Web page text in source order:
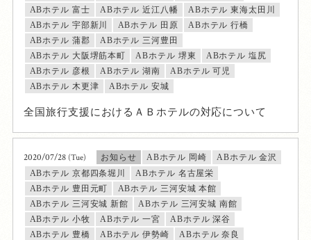
ABホテル 富士
ABホテル 近江八幡
ABホテル 東海太田川
ABホテル 宇部新川
ABホテル 田原
ABホテル 行橋
ABホテル 蒲郡
ABホテル 三河豊田
ABホテル 大阪堺筋本町
ABホテル 堺東
ABホテル 塩尻
ABホテル 彦根
ABホテル 湖南
ABホテル 可児
ABホテル 木更津
ABホテル 安城
全国旅行支援におけるＡＢホテルの対応について
2020/07/28(Tue) お知らせ ABホテル 岡崎
ABホテル 金沢
ABホテル 京都四条堀川
ABホテル 名古屋栄
ABホテル 豊田元町
ABホテル 三河安城 本館
ABホテル 三河安城 新館
ABホテル 三河安城 南館
ABホテル 小牧
ABホテル 一宮
ABホテル 深谷
ABホテル 豊橋
ABホテル 伊勢崎
ABホテル 奈良